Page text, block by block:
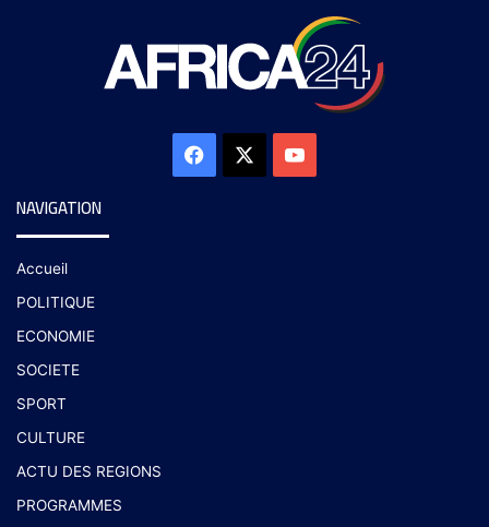
NAVIGATION
Accueil
POLITIQUE
ECONOMIE
SOCIETE
SPORT
CULTURE
ACTU DES REGIONS
PROGRAMMES